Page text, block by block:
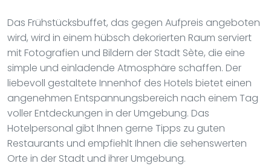
Das Frühstücksbuffet, das gegen Aufpreis angeboten
wird, wird in einem hübsch dekorierten Raum serviert
mit Fotografien und Bildern der Stadt Sète, die eine
simple und einladende Atmosphäre schaffen. Der
liebevoll gestaltete Innenhof des Hotels bietet einen
angenehmen Entspannungsbereich nach einem Tag
voller Entdeckungen in der Umgebung. Das
Hotelpersonal gibt Ihnen gerne Tipps zu guten
Restaurants und empfiehlt Ihnen die sehenswerten
Orte in der Stadt und ihrer Umgebung.